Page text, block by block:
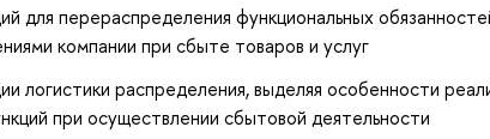
для перераспределения функциональных
компании при сбыте товаров и услуг
логистики распределения, выделяя особенности
при осуществлении сбытовой деятельности